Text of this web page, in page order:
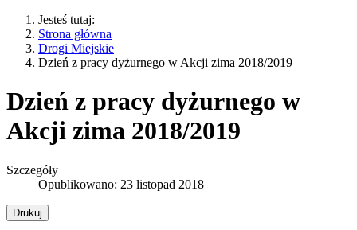
Jesteś tutaj:
Strona główna
Drogi Miejskie
Dzień z pracy dyżurnego w Akcji zima 2018/2019
Dzień z pracy dyżurnego w
Akcji zima 2018/2019
Szczegóły
Opublikowano: 23 listopad 2018
Drukuj